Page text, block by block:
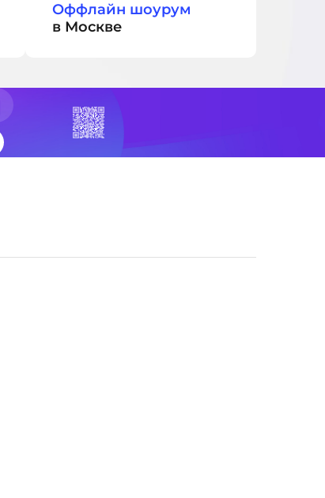
Оффлайн шоурум
в Москве